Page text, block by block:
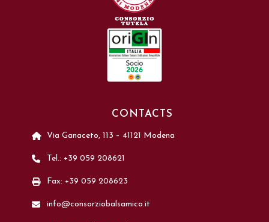
CONTACTS
Via Ganaceto, 113 – 41121 Modena
Tel.: +39 059 208621
Fax: +39 059 208623
info@consorziobalsamico.it